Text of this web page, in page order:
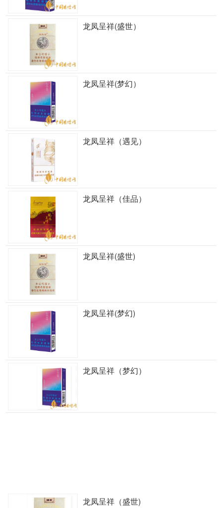
龙凤呈祥(盛世）
龙凤呈祥(梦幻）
龙凤呈祥（遇见）
龙凤呈祥（佳品）
龙凤呈祥(盛世)
龙凤呈祥(梦幻)
龙凤呈祥（梦幻）
龙凤呈祥（盛世)